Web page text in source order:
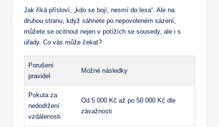
Jak říká přísloví, „kdo se bojí, nesmí do lesa“. Ale na
druhou stranu, když sáhnete po nepovoleném sázení,
můžete se ocitnout nejen v potížích se sousedy, ale i s
úřady. Co vás může čekat?
Porušení
pravidel
Možné následky
Pokuta za
nedodržení
vzdálenosti
Od 5 000 Kč až po 50 000 Kč dle
závažnosti